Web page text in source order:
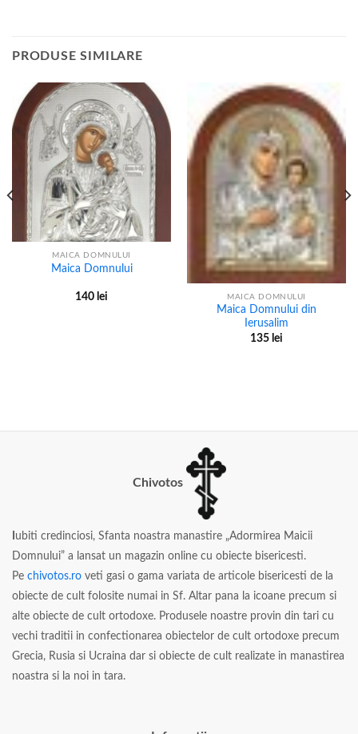
PRODUSE SIMILARE
MAICA DOMNULUI
Maica Domnului
140 lei MAICA DOMNULUI
Maica Domnului din
Ierusalim
135 lei
Chivotos
ubiti credinciosi, Sfanta noastra manastire „Adormirea Maicii
Domnului” a lansat un magazin online cu obiecte bisericesti.
Pe chivotos.ro veti gasi o gama variata de articole bisericesti de la
obiecte de cult folosite numai in Sf. Altar pana la icoane precum si
alte obiecte de cult ortodoxe. Produsele noastre provin din tari cu
vechi traditii in confectionarea obiectelor de cult ortodoxe precum
Grecia, Rusia si Ucraina dar si obiecte de cult realizate in manastirea
noastra si la noi in tara.